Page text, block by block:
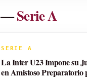
—Serie A
SERIE A
La Inter U23 Impone su
en Amistoso Preparatorio